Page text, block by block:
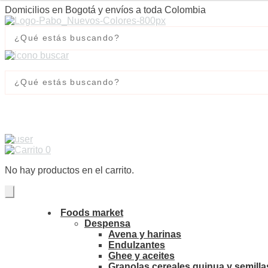
Domicilios en Bogotá y envíos a toda Colombia
0
No hay productos en el carrito.
Foods market
Despensa
Avena y harinas
Endulzantes
Ghee y aceites